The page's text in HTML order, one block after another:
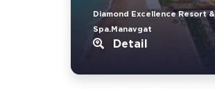
Diamond Excellence Resort &
Spa.Manavgat
Detail